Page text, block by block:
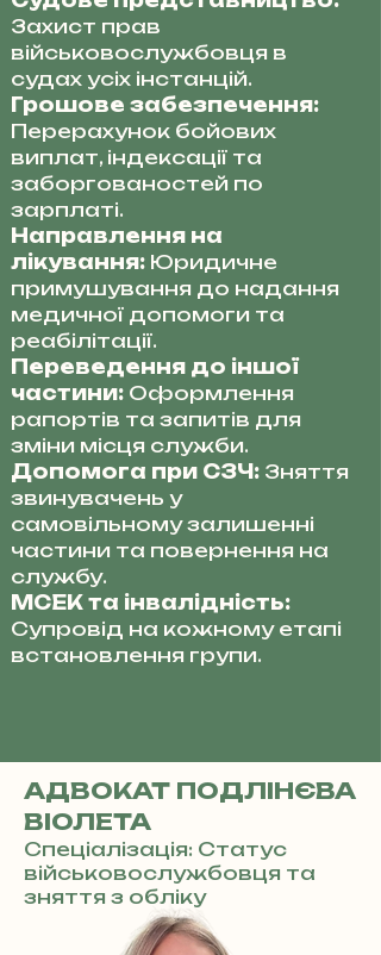
Захист прав
військовослужбовця в
судах усіх інстанцій.
Грошове забезпечення:
Перерахунок бойових
виплат, індексації та
заборгованостей по
зарплаті.
Направлення на
лікування: Юридичне
примушування до надання
медичної допомоги та
реабілітації.
Переведення до іншої
частини: Оформлення
рапортів та запитів для
зміни місця служби.
Допомога при СЗЧ: Зняття
звинувачень у
самовільному залишенні
частини та повернення на
службу.
МСЕК та інвалідність:
Супровід на кожному етапі
встановлення групи.
АДВОКАТ ПОДЛІНЄВА
ВІОЛЕТА
Спеціалізація: Статус
військовослужбовця та
зняття з обліку